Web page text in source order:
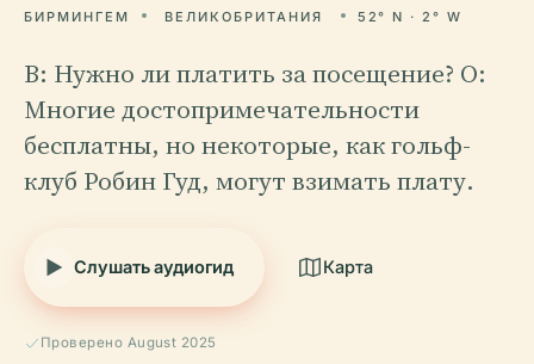
БИРМИНГЕМ ВЕЛИКОБРИТАНИЯ 52° N · 2° W
В: Нужно ли платить за посещение? О:
Многие достопримечательности
бесплатны, но некоторые, как гольф-
клуб Робин Гуд, могут взимать плату.
Слушать аудиогид Карта
Проверено August 2025